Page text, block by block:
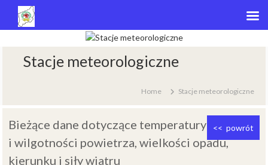
k
Stacje meteorologiczne
Home Stacje meteorologiczne
<< powrót
Bieżące dane dotyczące temperatury
i wilgotności powietrza, wielkości opadu,
kierunku i siły wiatru